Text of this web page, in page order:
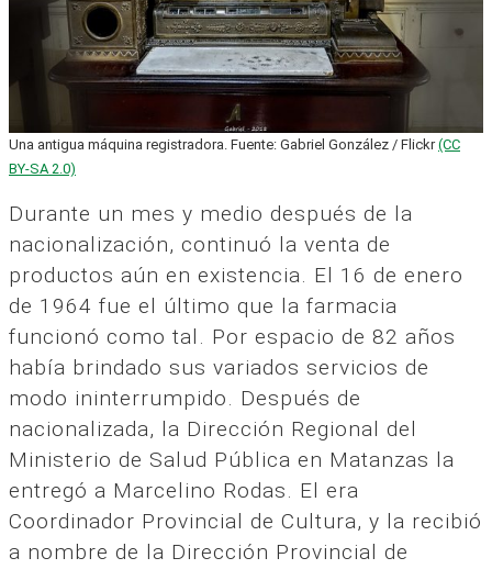
Una antigua máquina registradora. Fuente: Gabriel González / Flickr(CC
BY-SA 2.0)
Durante un mes y medio después de la
nacionalización, continuó la venta de
productos aún en existencia. El 16 de enero
de 1964 fue el último que la farmacia
funcionó como tal. Por espacio de 82 años
había brindado sus variados servicios de
modo ininterrumpido. Después de
nacionalizada, la Dirección Regional del
Ministerio de Salud Pública en Matanzas la
entregó a Marcelino Rodas. El era
Coordinador Provincial de Cultura, y la recibió
a nombre de la Dirección Provincial de